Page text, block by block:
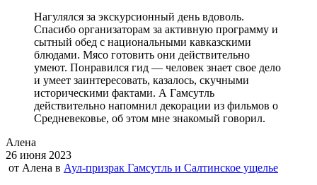
Нагулялся за экскурсионный день вдоволь.
Спасибо организаторам за активную программу и
сытный обед с национальными кавказскими
блюдами. Мясо готовить они действительно
умеют. Понравился гид — человек знает свое дело
и умеет заинтересовать, казалось, скучными
историческими фактами. А Гамсутль
действительно напомнил декорации из фильмов о
Средневековье, об этом мне знакомый говорил.
Алена
26 июня 2023
от Алена в Аул-призрак Гамсутль и Салтинское ущелье